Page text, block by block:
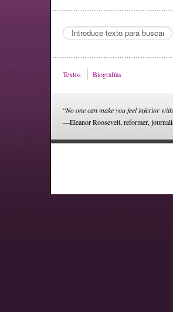
Search
...
Textos Biografías
“No one can make you feel inferior
—Eleanor Roosevelt, reformer,